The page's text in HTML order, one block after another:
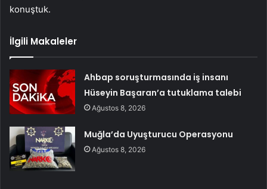
konuştuk.
İlgili Makaleler
Ahbap soruşturmasında iş insanı
Hüseyin Başaran’a tutuklama talebi
Ağustos 8, 2026
Muğla’da Uyuşturucu Operasyonu
Ağustos 8, 2026